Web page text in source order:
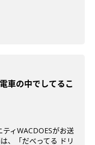
車の中でしてるこ
ィWACDOESがお送
、「だべってる ドリ